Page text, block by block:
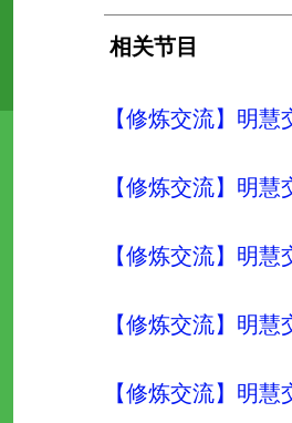
相关节目
【修炼交流】明
【修炼交流】明
【修炼交流】明
【修炼交流】明
【修炼交流】明